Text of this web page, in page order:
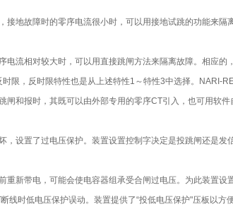
接地故障时的零序电流很小时，可以用接地试跳的功能来
电流相对较大时，可以用直接跳闸方法来隔离故障。相应
限，反时限特性也是从上述特性1～特性3中选择。NARI-
闸和报时，其既可以由外部专用的零序CT引入，也可用软
，设置了过电压保护。装置设置控制字决定是投跳闸还是
重新带电，可能会使电容器组承受合闸过电压。为此装置
线时低电压保护误动。装置提供了“投低电压保护"压板以方